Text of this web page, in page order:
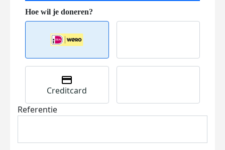
Creditcard
Referentie